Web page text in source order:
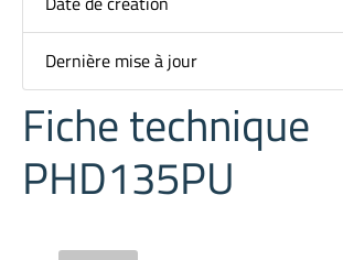
Dernière mise à jour
Fiche technique
PHD135PU